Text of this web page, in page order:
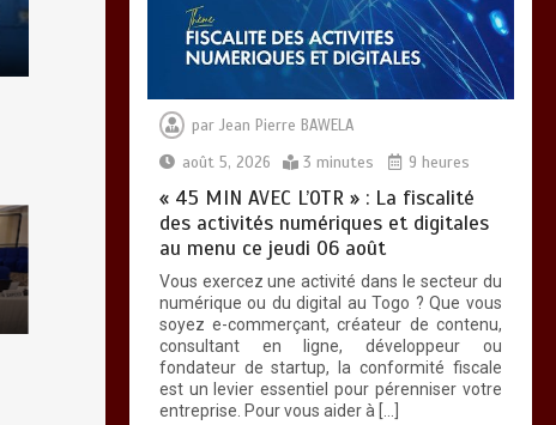
LITTORAL : Encore un
moratoire de trois
semaines
0 5 minutes
CONSEIL DES
MINISTRES DU 04
AOUT 2026: Deux (02)
projets de loi, trois
(03) décrets et
écouté trois (03)
communications …les
par Jean Pierre BAWELA
août 5, 2026
3 minutes 9 heures
« 45 MIN AVEC L’OTR » : La fiscalité
des activités numériques et digitales
au menu ce jeudi 06 août
Vous exercez une activité dans le secteur du
numérique ou du digital au Togo ? Que vous
soyez e-commerçant, créateur de contenu,
consultant en ligne, développeur ou
fondateur de startup, la conformité fiscale
est un levier essentiel pour pérenniser votre
entreprise. Pour vous aider à […]